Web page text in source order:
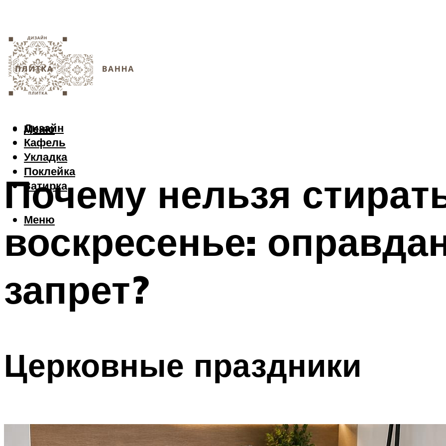
Дизайн
Кафель
Укладка
Поклейка
Затирка
Меню
Меню
Почему нельзя
воскресенье:
запрет?
Церковные праздники